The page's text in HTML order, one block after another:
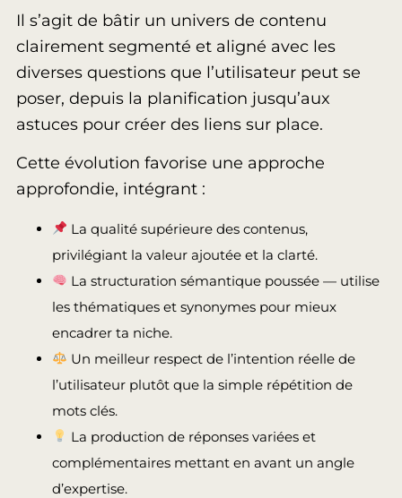
Il s’agit de bâtir un univers de contenu
clairement segmenté et aligné avec les
diverses questions que l’utilisateur peut se
poser, depuis la planification jusqu’aux
astuces pour créer des liens sur place.
Cette évolution favorise une approche
approfondie, intégrant :
La qualité supérieure des contenus,
privilégiant la valeur ajoutée et la clarté.
La structuration sémantique poussée — utilise
les thématiques et synonymes pour mieux
encadrer ta niche.
Un meilleur respect de l’intention réelle de
l’utilisateur plutôt que la simple répétition de
mots clés.
La production de réponses variées et
complémentaires mettant en avant un angle
d’expertise.